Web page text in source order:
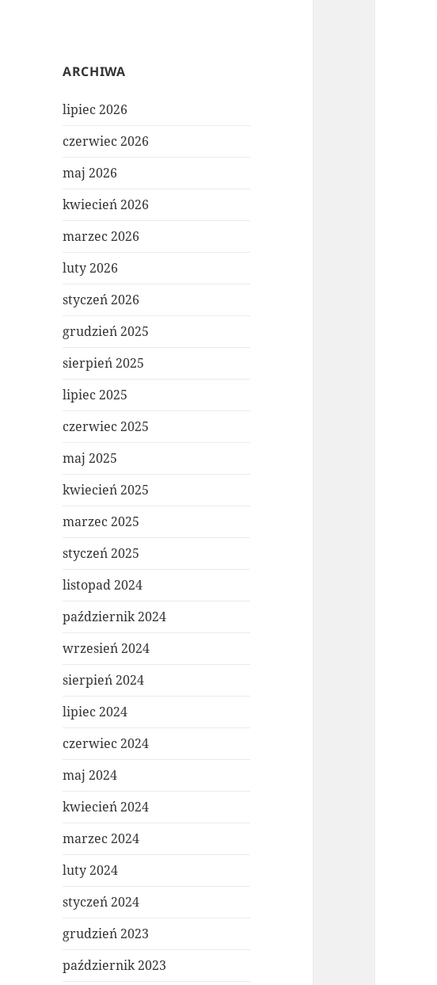
ARCHIWA
lipiec 2026
czerwiec 2026
maj 2026
kwiecień 2026
marzec 2026
luty 2026
styczeń 2026
grudzień 2025
sierpień 2025
lipiec 2025
czerwiec 2025
maj 2025
kwiecień 2025
marzec 2025
styczeń 2025
listopad 2024
październik 2024
wrzesień 2024
sierpień 2024
lipiec 2024
czerwiec 2024
maj 2024
kwiecień 2024
marzec 2024
luty 2024
styczeń 2024
grudzień 2023
październik 2023